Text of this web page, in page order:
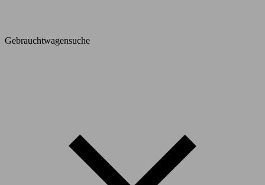
Gebrauchtwagensuche